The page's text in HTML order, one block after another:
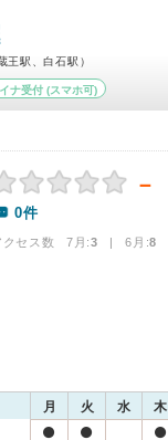
王駅、白石駅）
ナ受付(スマホ可)
－
0件
クセス数 7月:3 | 6月:8
月 火 水 木